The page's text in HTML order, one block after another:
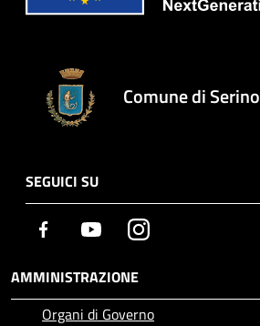
Comune di Serino
SEGUICI SU
Facebook YoutubeInstagram
AMMINISTRAZIONE
Organi di Governo